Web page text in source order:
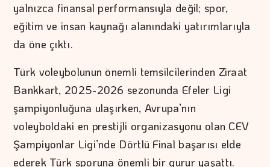
yalnızca finansal performansıyla değil; spor,
eğitim ve insan kaynağı alanındaki yatırımlarıyla
da öne çıktı.
Türk voleybolunun önemli temsilcilerinden Ziraat
Bankkart, 2025-2026 sezonunda Efeler Ligi
şampiyonluğuna ulaşırken, Avrupa’nın
voleyboldaki en prestijli organizasyonu olan CEV
Şampiyonlar Ligi’nde Dörtlü Final başarısı elde
ederek Türk sporuna önemli bir gurur yaşattı.